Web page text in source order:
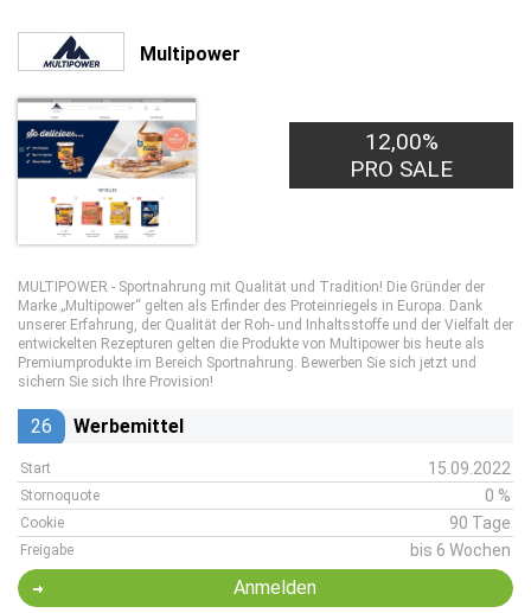
Multipower
12,00%
PRO SALE
MULTIPOWER - Sportnahrung mit Qualität und Tradition! Die Gründer der
Marke „Multipower“ gelten als Erfinder des Proteinriegels in Europa. Dank
unserer Erfahrung, der Qualität der Roh- und Inhaltsstoffe und der Vielfalt der
entwickelten Rezepturen gelten die Produkte von Multipower bis heute als
Premiumprodukte im Bereich Sportnahrung. Bewerben Sie sich jetzt und
sichern Sie sich Ihre Provision!
26 Werbemittel
Start 15.09.2022
Stornoquote 0 %
Cookie 90 Tage
Freigabe bis 6 Wochen
Anmelden